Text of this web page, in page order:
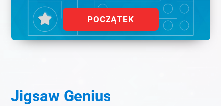
POCZĄTEK
Jigsaw Genius